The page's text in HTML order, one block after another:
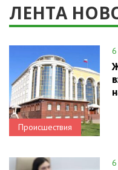
ЛЕНТА
Происшествия
6
6